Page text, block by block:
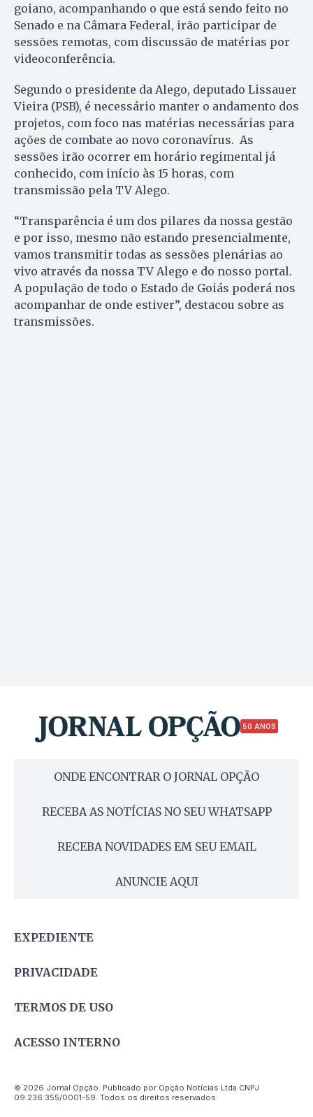
goiano, acompanhando o que está sendo feito no
Senado e na Câmara Federal, irão participar de
sessões remotas, com discussão de matérias por
videoconferência.
Segundo o presidente da Alego, deputado Lissauer
Vieira (PSB), é necessário manter o andamento dos
projetos, com foco nas matérias necessárias para
ações de combate ao novo coronavírus. As
sessões irão ocorrer em horário regimental já
conhecido, com início às 15 horas, com
transmissão pela TV Alego.
“Transparência é um dos pilares da nossa gestão
e por isso, mesmo não estando presencialmente,
vamos transmitir todas as sessões plenárias ao
vivo através da nossa TV Alego e do nosso portal.
A população de todo o Estado de Goiás poderá nos
acompanhar de onde estiver”, destacou sobre as
transmissões.
50 ANOS
ONDE ENCONTRAR O JORNAL OPÇÃO
RECEBA AS NOTÍCIAS NO SEU WHATSAPP
RECEBA NOVIDADES EM SEU EMAIL
ANUNCIE AQUI
EXPEDIENTE
PRIVACIDADE
TERMOS DE USO
ACESSO INTERNO
© 2026 Jornal Opção. Publicado por Opção Notícias Ltda CNPJ
09.236.355/0001-59. Todos os direitos reservados.